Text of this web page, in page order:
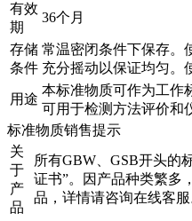
有效
期
36个月
存储
条件
常温密闭条件下保存。
充分摇动以保证均匀。
用途
本标准物质可作为工作
可用于检测方法评价和
标准物质销售提示
关
于
产
品
所有GBW、GSB开头的
证书”。因产品种类繁多
品，详情请咨询在线客服